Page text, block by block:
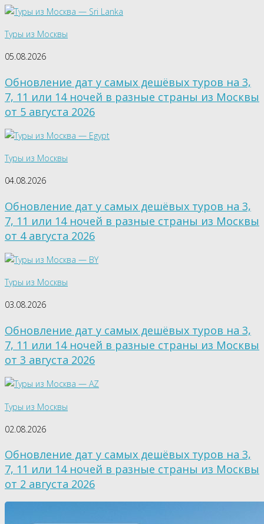
Туры из Москвы
05.08.2026
Обновление дат у самых дешёвых туров на 3,
7, 11 или 14 ночей в разные страны из Москвы
от 5 августа 2026
Туры из Москвы
04.08.2026
Обновление дат у самых дешёвых туров на 3,
7, 11 или 14 ночей в разные страны из Москвы
от 4 августа 2026
Туры из Москвы
03.08.2026
Обновление дат у самых дешёвых туров на 3,
7, 11 или 14 ночей в разные страны из Москвы
от 3 августа 2026
Туры из Москвы
02.08.2026
Обновление дат у самых дешёвых туров на 3,
7, 11 или 14 ночей в разные страны из Москвы
от 2 августа 2026